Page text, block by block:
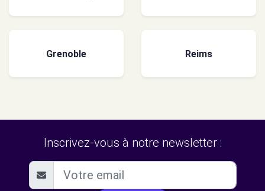
Grenoble Reims
Inscrivez-vous à notre newsletter :